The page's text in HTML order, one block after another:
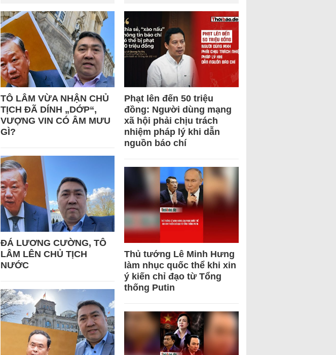
TÔ LÂM VỪA NHẬN CHỦ
TỊCH ĐÃ DÍNH „DỚP“,
VƯỢNG VIN CÓ ÂM MƯU
GÌ?
ĐÁ LƯƠNG CƯỜNG, TÔ
LÂM LÊN CHỦ TỊCH
NƯỚC
Phạt lên đến 50 triệu
đồng: Người dùng mạng
xã hội phải chịu trách
nhiệm pháp lý khi dẫn
nguồn báo chí
Thủ tướng Lê Minh Hưng
làm nhục quốc thể khi xin
ý kiến chỉ đạo từ Tổng
thống Putin